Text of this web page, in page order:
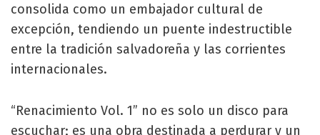
consolida como un embajador cultural de
excepción, tendiendo un puente indestructible
entre la tradición salvadoreña y las corrientes
internacionales.
“Renacimiento Vol. 1” no es solo un disco para
escuchar; es una obra destinada a perdurar y un